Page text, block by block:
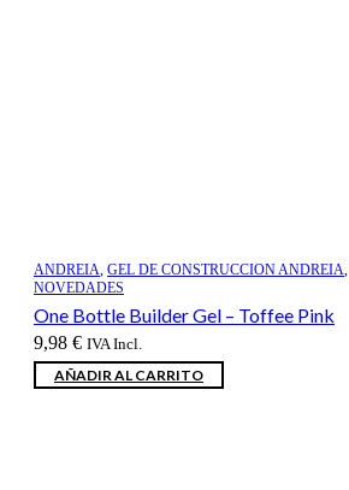
ANDREIA, GEL DE CONSTRUCCION ANDREIA,
NOVEDADES
One Bottle Builder Gel – Toffee Pink
9,98 € IVA Incl.
AÑADIR AL CARRITO